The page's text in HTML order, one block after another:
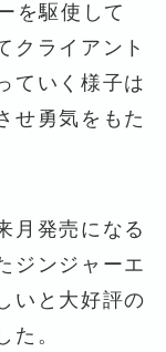
を駆使して
クライアント
ていく様子は
せ勇気をもた
月発売になる
ジンジャーエ
いと大好評の
た。